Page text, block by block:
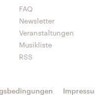
FAQ
Newsletter
Veranstaltungen
Musikliste
RSS